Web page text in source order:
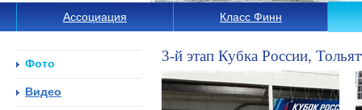
Ассоциация Класс Финн
3-й этап Кубка России,
Фото
Видео